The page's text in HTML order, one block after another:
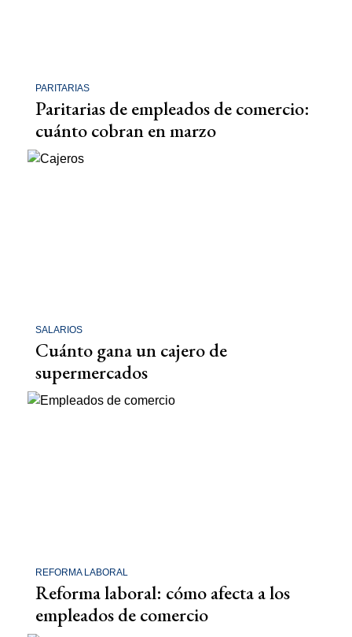
PARITARIAS
Paritarias de empleados de comercio:
cuánto cobran en marzo
SALARIOS
Cuánto gana un cajero de
supermercados
REFORMA LABORAL
Reforma laboral: cómo afecta a los
empleados de comercio